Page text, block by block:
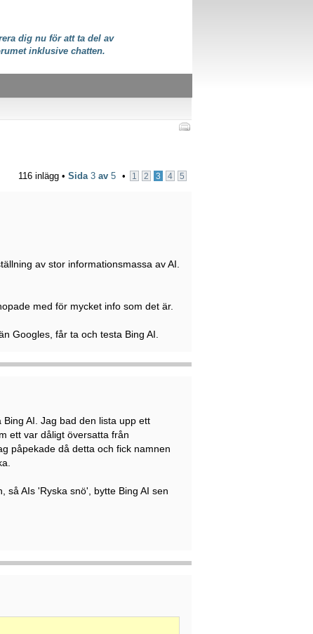
dig nu för att ta del av
inklusive chatten.
116 inlägg • Sida 3 av 5 • 1 2 3 4 5
av stor informationsmassa av AI.
med för mycket info som det är.
Googles, får ta och testa Bing AI.
AI. Jag bad den lista upp ett
ett var dåligt översatta från
påpekade då detta och fick namnen
så AIs 'Ryska snö', bytte Bing AI sen